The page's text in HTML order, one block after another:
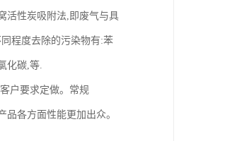
活性炭吸附法,即废气与具
程度去除的污染物有:苯
化碳,等.
户要求定做。常规
各方面性能更加出众。